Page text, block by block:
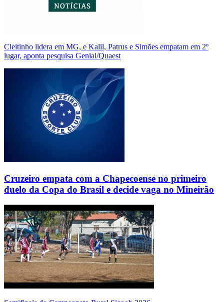
Cleitinho lidera em MG, e Kalil, Patrus e Simões empatam em 2º
lugar, aponta pesquisa Genial/Quaest
Cruzeiro empata com a Chapecoense no primeiro
duelo da Copa do Brasil e decide vaga no Mineirão